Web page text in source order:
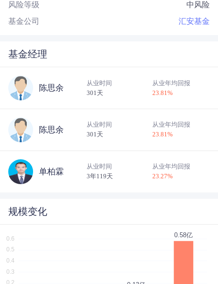
风险等级 中风险
基金公司 汇安基金
基金经理
陈思余
从业时间
301天
从业年均回报
23.81 %
陈思余
从业时间
301天
从业年均回报
23.81%
单柏霖
从业时间
3年119天
从业年均回报
23.27%
规模变化